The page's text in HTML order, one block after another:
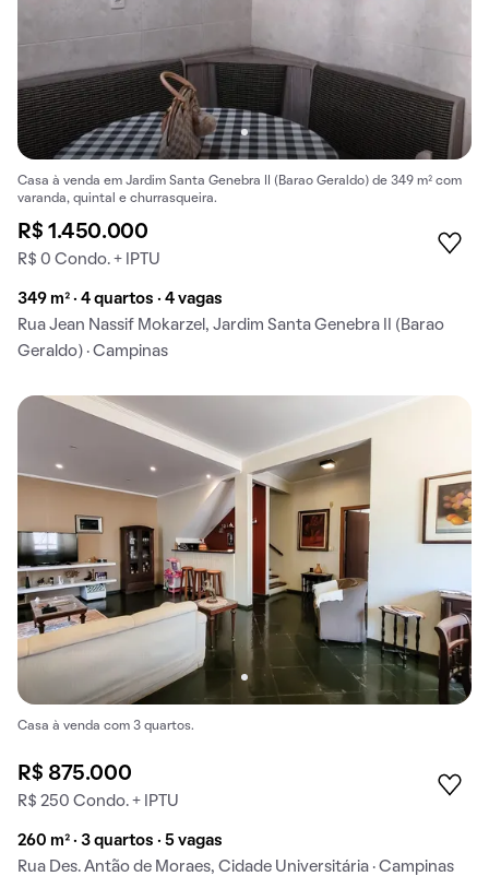
Casa à venda em Jardim Santa Genebra II (Barao Geraldo) de 349 m² com
varanda, quintal e churrasqueira.
R$ 1.450.000
R$ 0 Condo. + IPTU
349 m² · 4 quartos · 4 vagas
Rua Jean Nassif Mokarzel, Jardim Santa Genebra II (Barao
Geraldo) · Campinas
Casa à venda com 3 quartos.
R$ 875.000
R$ 250 Condo. + IPTU
260 m² · 3 quartos · 5 vagas
Rua Des. Antão de Moraes, Cidade Universitária · Campinas